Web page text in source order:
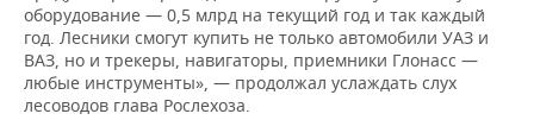
оборудование — 0,5 млрд на текущий год и так каждый
год. Лесники смогут купить не только автомобили УАЗ и
ВАЗ, но и трекеры, навигаторы, приемники Глонасс —
любые инструменты», — продолжал услаждать слух
лесоводов глава Рослехоза.